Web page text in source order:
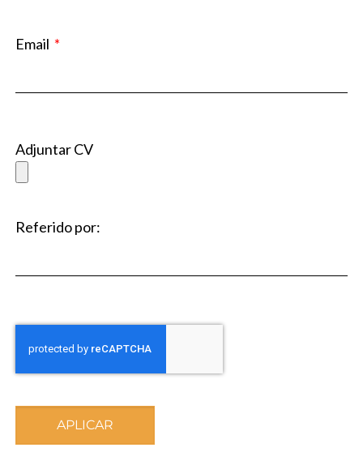
Email
Adjuntar CV
Referido por:
APLICAR